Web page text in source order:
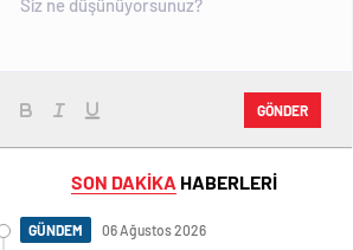
GÖNDER
SON DAKİKA HABERLERİ
GÜNDEM 06 Ağustos 2026